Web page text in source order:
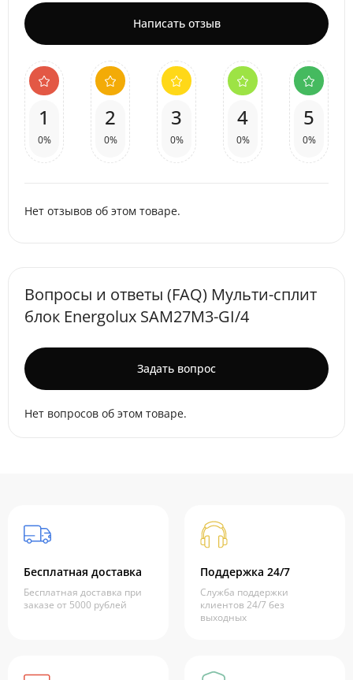
Написать отзыв
1
0%
2
0%
3
0%
4
0%
5
0%
Нет отзывов об этом товаре.
Вопросы и ответы (FAQ) Мульти-сплит
блок Energolux SAM27M3-GI/4
Задать вопрос
Нет вопросов об этом товаре.
Бесплатная доставка
Бесплатная доставка при
заказе от 5000 рублей
Поддержка 24/7
Служба поддержки
клиентов 24/7 без
выходных